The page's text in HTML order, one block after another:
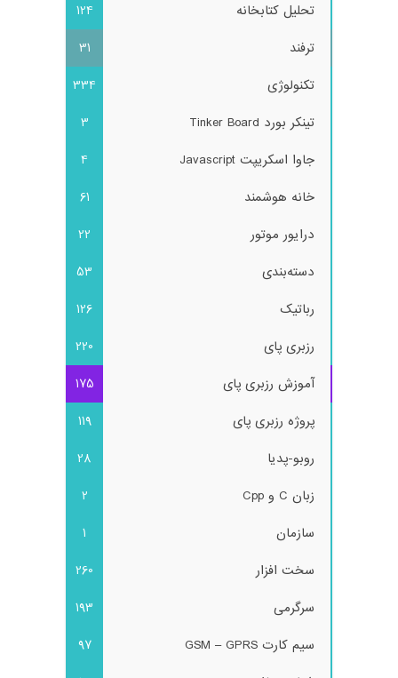
تحلیل کتابخانه
124
ترفند
31
تکنولوژی
334
تینکر بورد Tinker Board
3
جاوا اسکریپت Javascript
4
خانه هوشمند
61
درایور موتور
22
دسته‌بندی
53
رباتیک
126
رزبری پای
220
آموزش رزبری پای
175
پروژه رزبری پای
119
روبو-پدیا
28
زبان C و Cpp
2
سازمان
1
سخت افزار
260
سرگرمی
193
سیم کارت GSM – GPRS
97